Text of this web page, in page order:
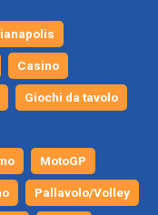
Casino
Giochi da tavolo
MotoGP
Pallavolo/Volley